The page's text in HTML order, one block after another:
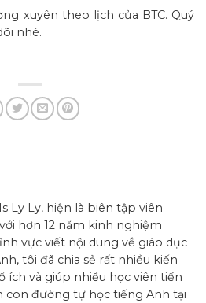
xuyên theo lịch của BTC. Quý
nhé.
Ly Ly, hiện là biên tập viên
hơn 12 năm kinh nghiệm
vực viết nội dung về giáo dục
tôi đã chia sẻ rất nhiều kiến
ích và giúp nhiều học viên tiến
con đường tự học tiếng Anh tại